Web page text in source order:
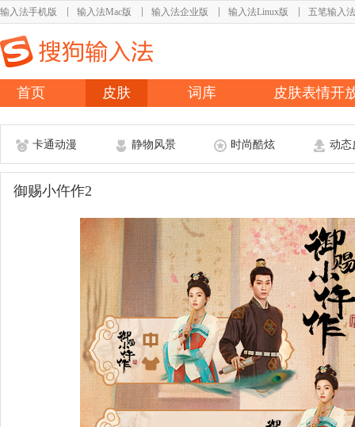
输入法手机版 输入法Mac版 输入法企业版 输入法Linux版 五笔输入法
首页 皮肤 词库 皮肤表情开
卡通动漫 静物风景 时尚酷炫 动态
御赐小仵作2